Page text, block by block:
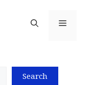
Menu
Search